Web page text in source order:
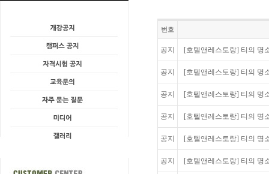
번호
공지 [호텔앤레스토랑] 티의 명
공지 [호텔앤레스토랑] 티의 명
공지 [호텔앤레스토랑] 티의 명
공지 [호텔앤레스토랑] 티의 명
공지 [호텔앤레스토랑] 티의 명
공지 [호텔앤레스토랑] 티의 명